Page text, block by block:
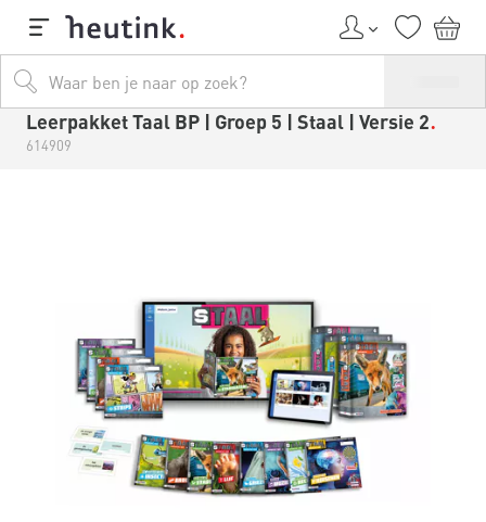
Leerpakket Taal BP | Groep 5 | Staal | Versie 2
614909